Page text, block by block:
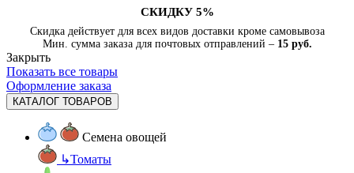
СКИДКУ 5%
Скидка действует для всех видов доставки кроме самовывоза
Мин. сумма заказа для почтовых отправлений – 15 руб.
Закрыть
Показать все товары
Оформление заказа
КАТАЛОГ ТОВАРОВ
Семена овощей
↳Томаты